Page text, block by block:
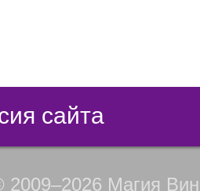
сайта
2009–2026 Магия